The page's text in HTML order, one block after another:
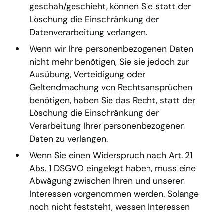
geschah/geschieht, können Sie statt der
Löschung die Einschränkung der
Datenverarbeitung verlangen.
Wenn wir Ihre personenbezogenen Daten
nicht mehr benötigen, Sie sie jedoch zur
Ausübung, Verteidigung oder
Geltendmachung von Rechtsansprüchen
benötigen, haben Sie das Recht, statt der
Löschung die Einschränkung der
Verarbeitung Ihrer personenbezogenen
Daten zu verlangen.
Wenn Sie einen Widerspruch nach Art. 21
Abs. 1 DSGVO eingelegt haben, muss eine
Abwägung zwischen Ihren und unseren
Interessen vorgenommen werden. Solange
noch nicht feststeht, wessen Interessen